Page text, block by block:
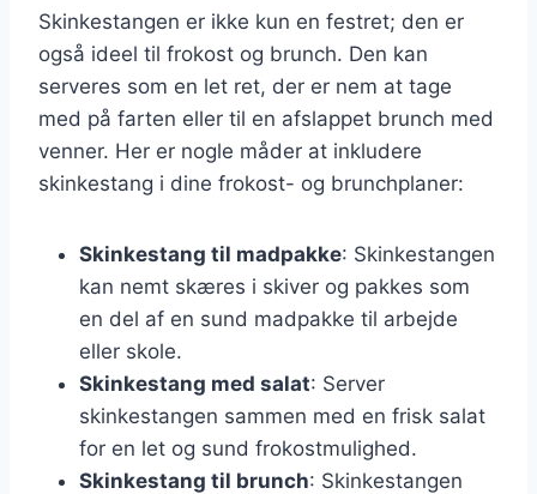
Skinkestangen er ikke kun en festret; den er
også ideel til frokost og brunch. Den kan
serveres som en let ret, der er nem at tage
med på farten eller til en afslappet brunch med
venner. Her er nogle måder at inkludere
skinkestang i dine frokost- og brunchplaner:
Skinkestang til madpakke: Skinkestangen
kan nemt skæres i skiver og pakkes som
en del af en sund madpakke til arbejde
eller skole.
Skinkestang med salat: Server
skinkestangen sammen med en frisk salat
for en let og sund frokostmulighed.
Skinkestang til brunch: Skinkestangen